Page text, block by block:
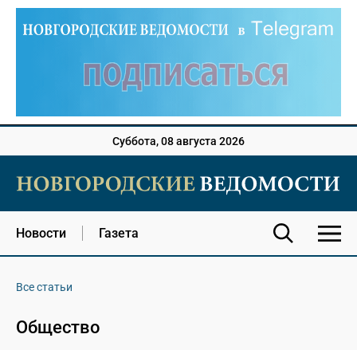
Суббота, 08 августа 2026
Новости Газета
Все статьи
Общество